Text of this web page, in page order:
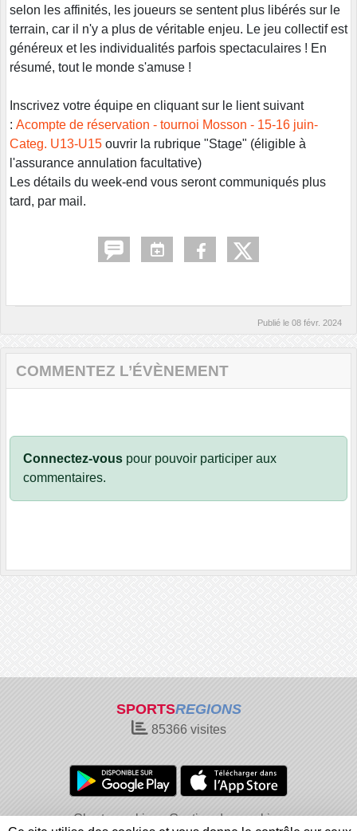
selon les affinités, les joueurs se sentent plus libérés sur le
terrain, car il n'y a plus de véritable enjeu. Le jeu collectif est
généreux et les individualités parfois spectaculaires ! En
résumé, tout le monde s'amuse !
Inscrivez votre équipe en cliquant sur le lient suivant
: Acompte de réservation - tournoi Mosson - 15-16 juin-
Categ. U13-U15 ouvrir la rubrique "Stage" (éligible à
l'assurance annulation facultative)
Les détails du week-end vous seront communiqués plus
tard, par mail.
Publié le 08 févr. 2024
COMMENTEZ L’ÉVÈNEMENT
Connectez-vous pour pouvoir participer aux
commentaires.
SPORTSREGIONS
85366visites
Charte cookies
Gestion des cookies